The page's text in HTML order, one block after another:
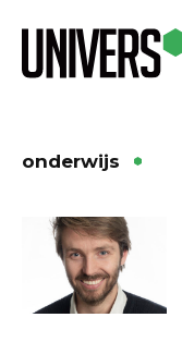
onderwijs